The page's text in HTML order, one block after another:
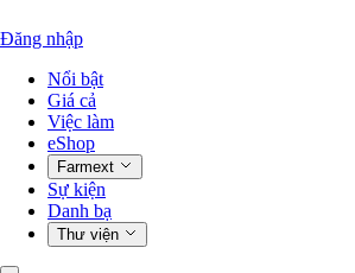
Đăng nhập
Nổi bật
Giá cả
Việc làm
eShop
Farmext
Sự kiện
Danh bạ
Thư viện